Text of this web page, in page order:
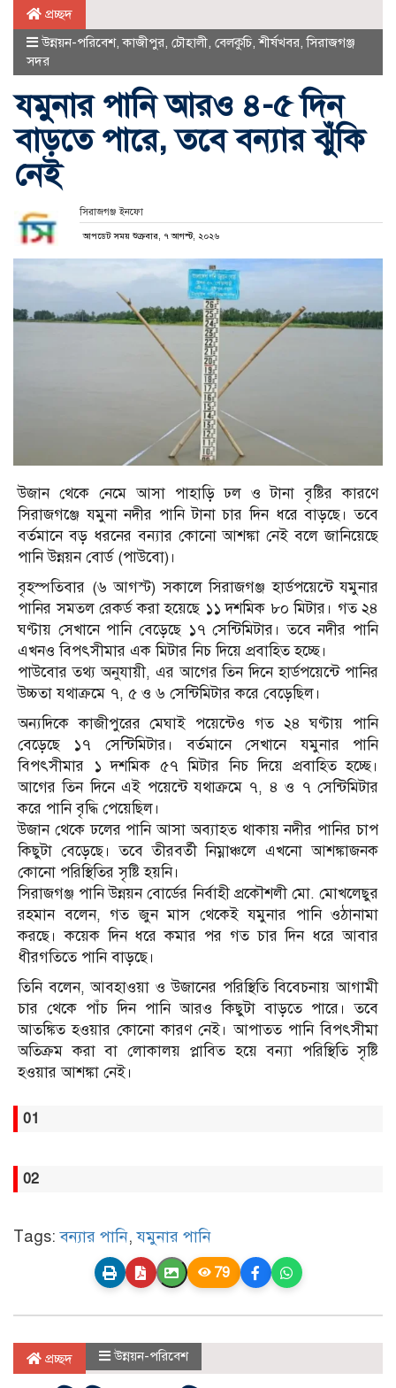
প্রচ্ছদ
উন্নয়ন-পরিবেশ,কাজীপুর চৌহালী বেলকুচি ,শীর্ষখবর ,সিরাজগঞ্জ
সদর
যমুনার পানি আরও ৪-৫ দিন
বাড়তে পারে, তবে বন্যার ঝুঁকি
নেই
সিরাজগঞ্জ ইনফো
আপডেট সময় শুক্রবার, ৭ আগস্ট, ২০২৬
উজান থেকে নেমে আসা পাহাড়ি ঢল ও টানা বৃষ্টির কারণে
সিরাজগঞ্জে যমুনা নদীর পানি টানা চার দিন ধরে বাড়ছে। তবে
বর্তমানে বড় ধরনের বন্যার কোনো আশঙ্কা নেই বলে জানিয়েছে
পানি উন্নয়ন বোর্ড (পাউবো)।
বৃহস্পতিবার (৬ আগস্ট) সকালে সিরাজগঞ্জ হার্ডপয়েন্টে যমুনার
পানির সমতল রেকর্ড করা হয়েছে ১১ দশমিক ৮০ মিটার। গত ২৪
ঘণ্টায় সেখানে পানি বেড়েছে ১৭ সেন্টিমিটার। তবে নদীর পানি
এখনও বিপৎসীমার এক মিটার নিচ দিয়ে প্রবাহিত হচ্ছে।
পাউবোর তথ্য অনুযায়ী, এর আগের তিন দিনে হার্ডপয়েন্টে পানির
উচ্চতা যথাক্রমে ৭, ৫ ও ৬ সেন্টিমিটার করে বেড়েছিল।
অন্যদিকে কাজীপুরের মেঘাই পয়েন্টেও গত ২৪ ঘণ্টায় পানি
বেড়েছে ১৭ সেন্টিমিটার। বর্তমানে সেখানে যমুনার পানি
বিপৎসীমার ১ দশমিক ৫৭ মিটার নিচ দিয়ে প্রবাহিত হচ্ছে।
আগের তিন দিনে এই পয়েন্টে যথাক্রমে ৭, ৪ ও ৭ সেন্টিমিটার
করে পানি বৃদ্ধি পেয়েছিল।
উজান থেকে ঢলের পানি আসা অব্যাহত থাকায় নদীর পানির চাপ
কিছুটা বেড়েছে। তবে তীরবর্তী নিম্নাঞ্চলে এখনো আশঙ্কাজনক
কোনো পরিস্থিতির সৃষ্টি হয়নি।
সিরাজগঞ্জ পানি উন্নয়ন বোর্ডের নির্বাহী প্রকৌশলী মো. মোখলেছুর
রহমান বলেন, গত জুন মাস থেকেই যমুনার পানি ওঠানামা
করছে। কয়েক দিন ধরে কমার পর গত চার দিন ধরে আবার
ধীরগতিতে পানি বাড়ছে।
তিনি বলেন, আবহাওয়া ও উজানের পরিস্থিতি বিবেচনায় আগামী
চার থেকে পাঁচ দিন পানি আরও কিছুটা বাড়তে পারে। তবে
আতঙ্কিত হওয়ার কোনো কারণ নেই। আপাতত পানি বিপৎসীমা
অতিক্রম করা বা লোকালয় প্লাবিত হয়ে বন্যা পরিস্থিতি সৃষ্টি
হওয়ার আশঙ্কা নেই।
01
02
Tags:বন্যার পানি,যমুনার পানি
79
প্রচ্ছদ উন্নয়ন-পরিবেশ